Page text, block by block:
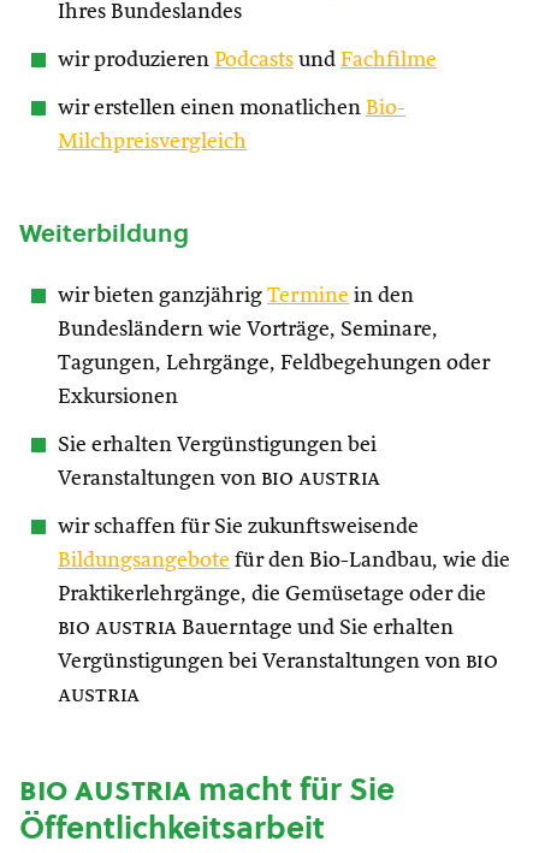
Ihres Bundeslandes
wir produzieren Podcasts und Fachfilme
wir erstellen einen monatlichen Bio-
Milchpreisvergleich
Weiterbildung
wir bieten ganzjährig Termine in den
Bundesländern wie Vorträge, Seminare,
Tagungen, Lehrgänge, Feldbegehungen oder
Exkursionen
Sie erhalten Vergünstigungen bei
Veranstaltungen von bio austria
wir schaffen für Sie zukunftsweisende
Bildungsangebote für den Bio-Landbau, wie die
Praktikerlehrgänge, die Gemüsetage oder die
bio austria Bauerntage und Sie erhalten
Vergünstigungen bei Veranstaltungen von bio
austria
bio austriamacht für Sie
Öffentlichkeitsarbeit